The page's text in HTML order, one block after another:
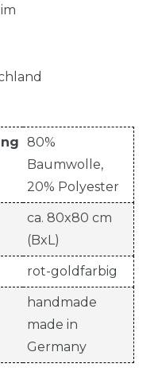
80%
Baumwolle,
20% Polyester
ca. 80x80 cm
(BxL)
rot-goldfarbig
handmade
made in
Germany